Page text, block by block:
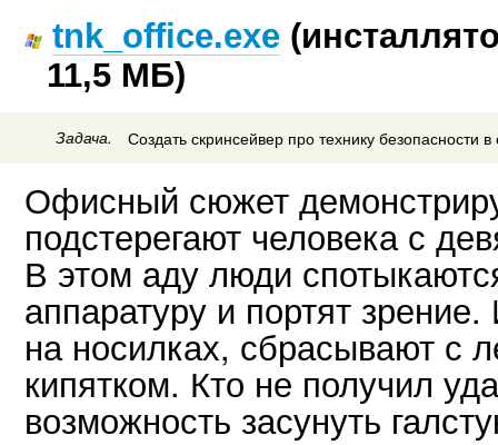
tnk_office.exe
11,5 МБ)
Задача. Создать скринсейвер про технику безопасности
Офисный сюжет
подстерегают человека с
В этом аду люди
аппаратуру и портят
на носилках, сбрасывают с
кипятком. Кто не получил
возможность засунуть